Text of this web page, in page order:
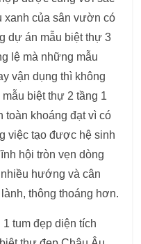
xanh của sân vườn có
dự án mẫu biệt thự 3
lệ mà những mẫu
vận dụng thì không
biệt thự 2 tầng 1
toàn khoáng đạt vì có
việc tạo được hệ sinh
hội tròn vẹn dòng
hướng và cân
thông thoáng hơn.
tum đẹp diện tích